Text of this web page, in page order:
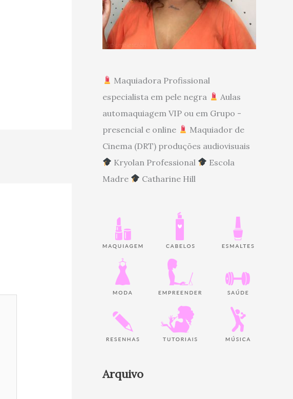
Maquiadora Profissional
especialista em pele negra
Aulas
automaquiagem VIP ou em Grupo -
presencial e online
Maquiador de
Cinema (DRT) produções audiovisuais
Kryolan Professional
Escola
Madre
Catharine Hill
Arquivo